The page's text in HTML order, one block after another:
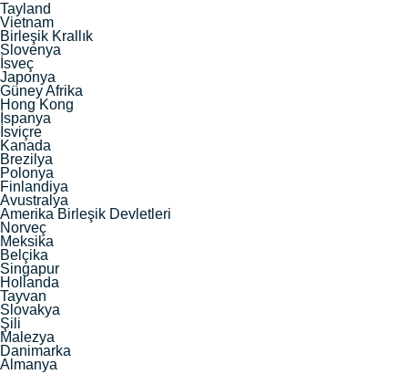
Tayland
Vietnam
Birleşik Krallık
Slovenya
İsveç
Japonya
Güney Afrika
Hong Kong
İspanya
İsviçre
Kanada
Brezilya
Polonya
Finlandiya
Avustralya
Amerika Birleşik Devletleri
Norveç
Meksika
Belçika
Singapur
Hollanda
Tayvan
Slovakya
Şili
Malezya
Danimarka
Almanya